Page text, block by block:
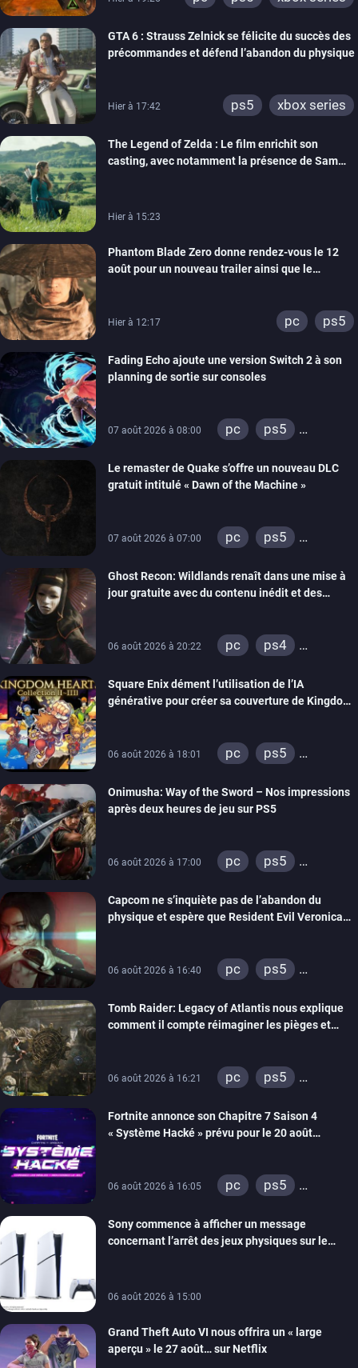
GTA 6 : Strauss Zelnick se félicite du succès des
précommandes et défend l’abandon du physique
Hier à 17:42 ps5 xbox series
The Legend of Zelda : Le film enrichit son
casting, avec notamment la présence de Sam
Hier à 15:23
Phantom Blade Zero donne rendez-vous le 12
août pour un nouveau trailer ainsi que le
Hier à 12:17 pc ps5
Fading Echo ajoute une version Switch 2 à son
planning de sortie sur consoles
07 août 2026 à 08:00 pc
ps5
Le remaster de Quake s’offre un nouveau DLC
gratuit intitulé « Dawn of the Machine »
07 août 2026 à 07:00 pc
ps5
switch
ps4
xbox one
Ghost Recon: Wildlands renaît dans une mise à
jour gratuite avec du contenu inédit et des
06 août 2026 à 20:22 pc
ps4
Square Enix dément l’utilisation de l’IA
générative pour créer sa couverture de Kingdom
06 août 2026 à 18:01 pc
ps5
switch 2
Onimusha: Way of the Sword – Nos impressions
après deux heures de jeu sur PS5
06 août 2026 à 17:00 pc
ps5
switch 2
Capcom ne s’inquiète pas de l’abandon du
physique et espère que Resident Evil Veronica
06 août 2026 à 16:40 pc
ps5
switch 2
Tomb Raider: Legacy of Atlantis nous explique
comment il compte réimaginer les pièges et
06 août 2026 à 16:21 pc
ps5
switch 2
Fortnite annonce son Chapitre 7 Saison 4
« Système Hacké » prévu pour le 20 août
06 août 2026 à 16:05 pc
ps5
switch
ios
android
ps4
Sony commence à afficher un message
concernant l’arrêt des jeux physiques sur le
06 août 2026 à 15:00
Grand Theft Auto VI nous offrira un « large
aperçu » le 27 août… sur Netflix